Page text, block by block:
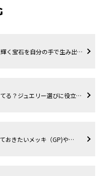
く宝石を自分の手で生み出…
る？ジュエリー選びに役立…
おきたいメッキ（GP)や…